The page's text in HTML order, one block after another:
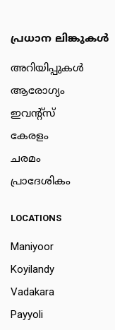
പ്രധാന ലിങ്കുകൾ
അറിയിപ്പുകള്‍
ആരോഗ്യം
ഇവന്റ്സ്
കേരളം
ചരമം
പ്രാദേശികം
LOCATIONS
Maniyoor
Koyilandy
Vadakara
Payyoli